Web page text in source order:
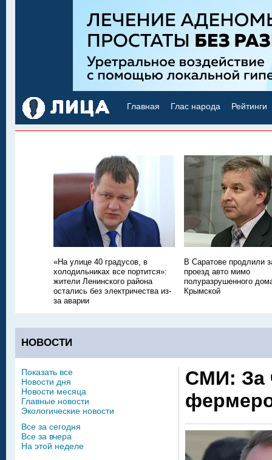
Главная Глас народа Рейтинги
«На улице 40 градусов, в
холодильниках все портится»:
жители Ленинского района
остались без электричества из-
за аварии
В Саратове продлили
проезд авто мимо
полуразрушенного
Крымской
НОВОСТИ
СМИ: За
Показать все
Новости дня
Новости месяца
Главные новости
Экологические новости
Все за сегодня
Все за вчера
На этой неделе